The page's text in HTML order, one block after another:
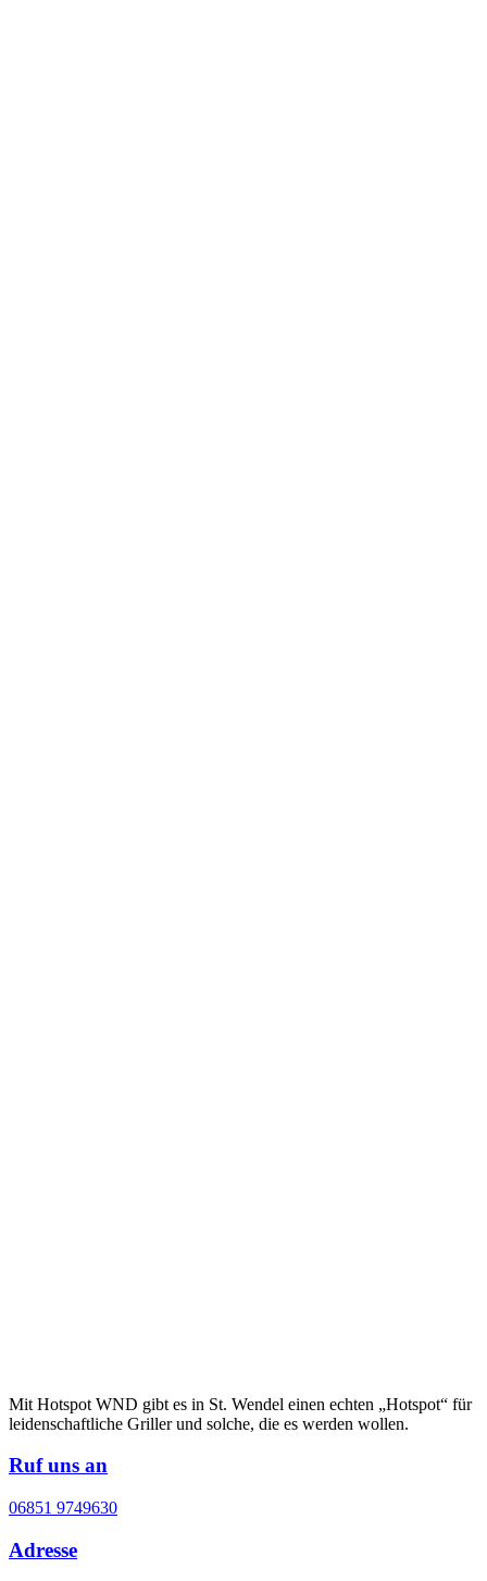
Mit Hotspot WND gibt es in St. Wendel einen echten „Hotspot“ für
leidenschaftliche Griller und solche, die es werden wollen.
Ruf uns an
06851 9749630
Adresse